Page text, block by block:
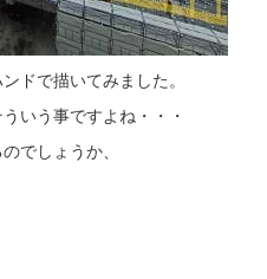
ドで描いてみました。
いう事ですよね・・・
でしょうか、